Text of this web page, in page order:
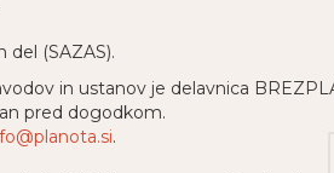
del (SAZAS).
in ustanov je delavnica
pred dogodkom.
.